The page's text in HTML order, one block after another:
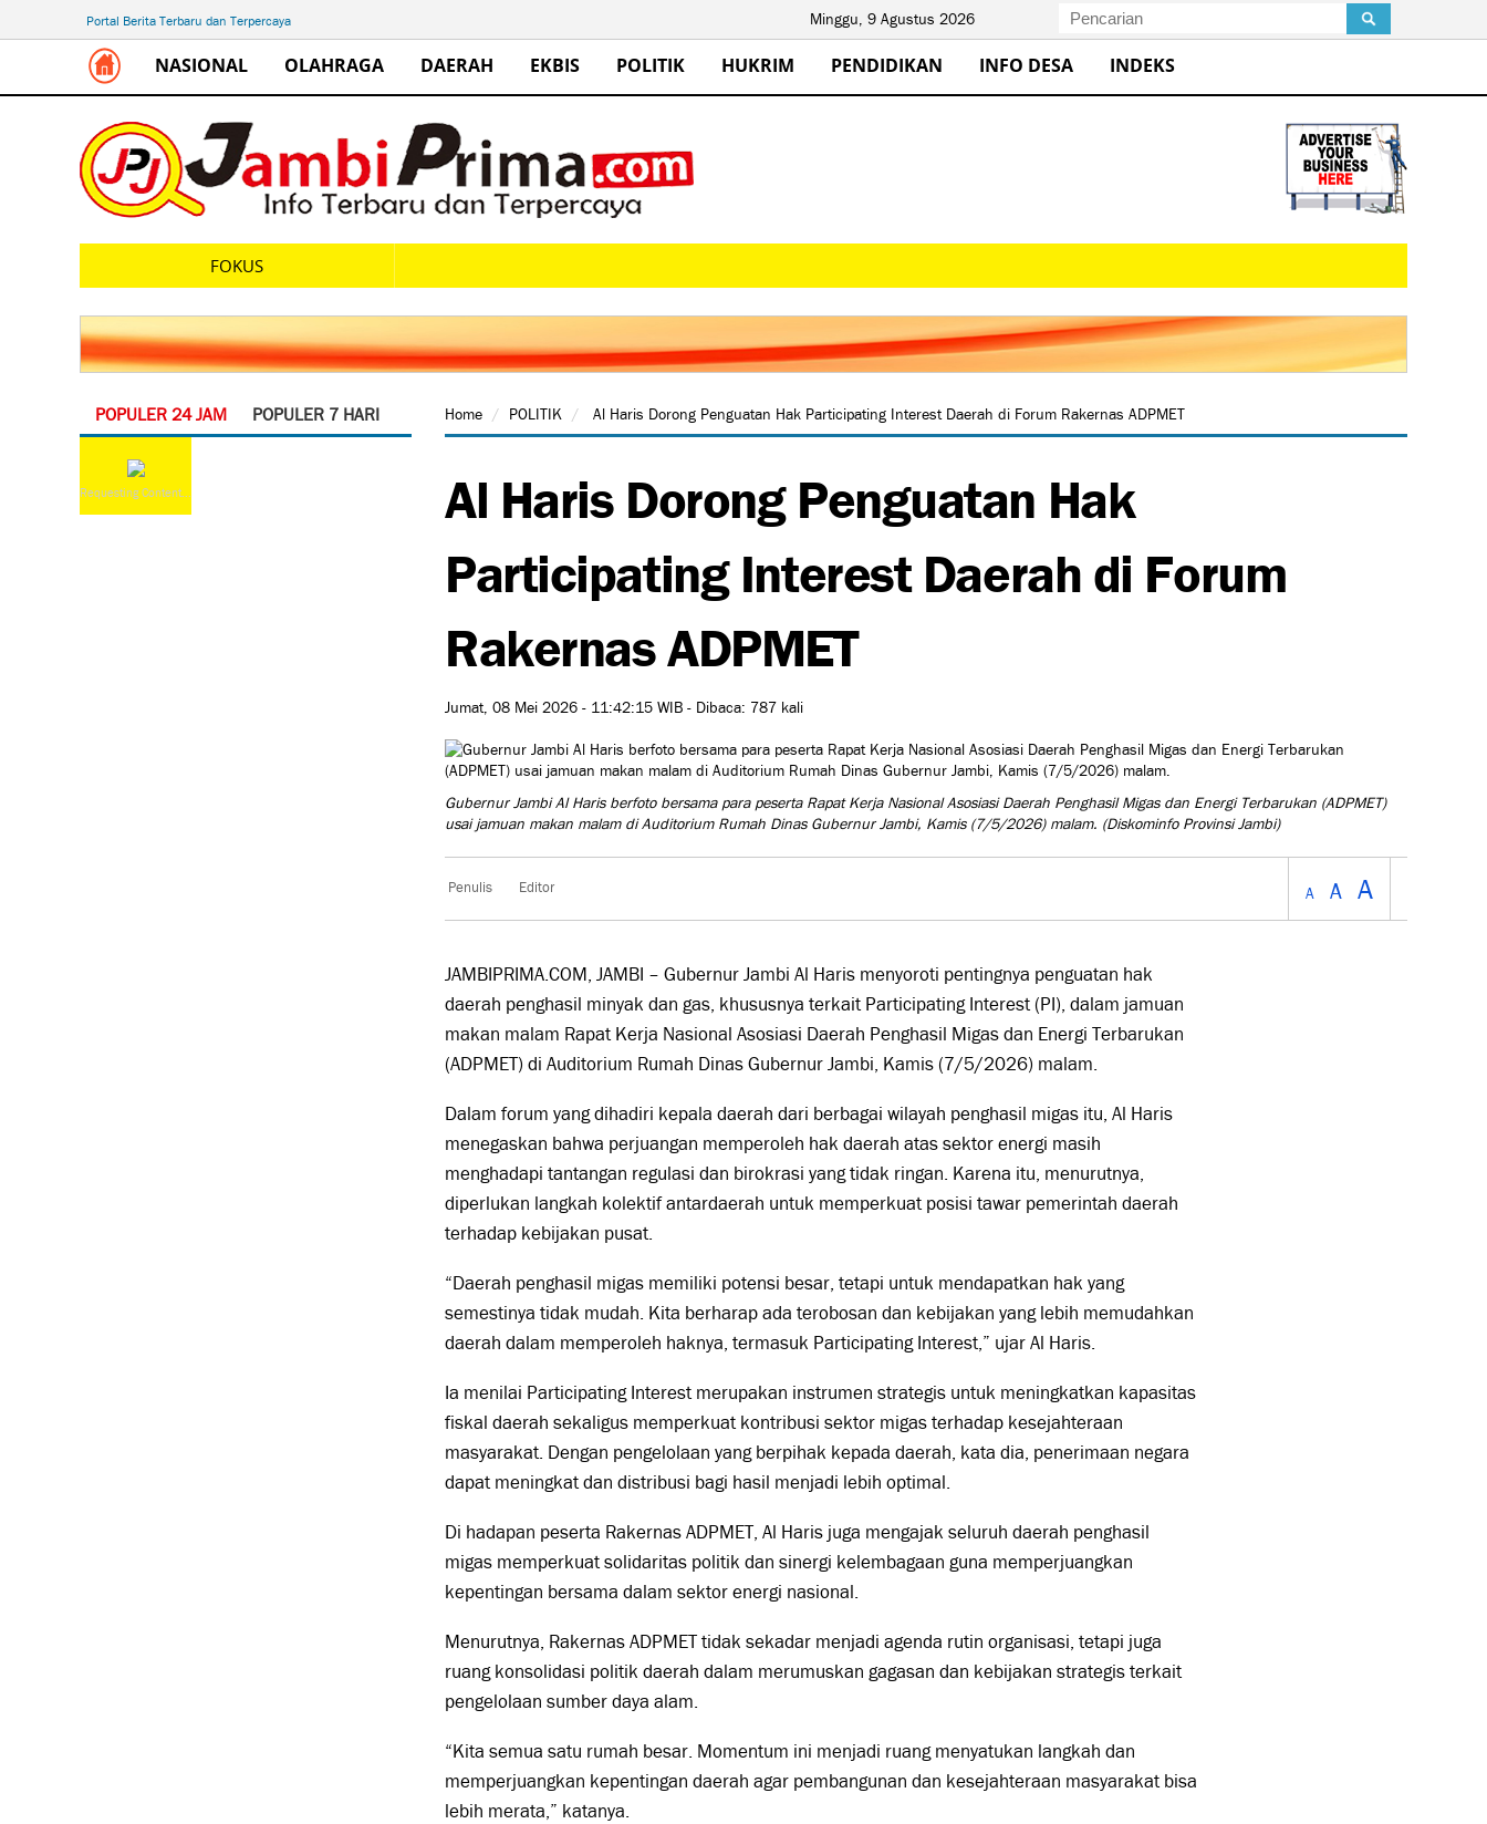
Portal Berita Terbaru dan Terpercaya Minggu, 9 Agustus 2026
NASIONAL OLAHRAGA DAERAH EKBIS POLITIK HUKRIM PENDIDIKAN INFO DESA INDEKS
FOKUS
POPULER 24 JAM POPULER 7 HARI
Requesting Content...
Home POLITIK Al Haris Dorong Penguatan Hak Participating Interest Daerah di Forum Rakernas ADPMET
Al Haris Dorong Penguatan Hak
Participating Interest Daerah di Forum
Rakernas ADPMET
Jumat, 08 Mei 2026 - 11:42:15 WIB - Dibaca: 787 kali
Gubernur Jambi Al Haris berfoto bersama para peserta Rapat Kerja Nasional Asosiasi Daerah Penghasil Migas dan Energi Terbarukan (ADPMET)
usai jamuan makan malam di Auditorium Rumah Dinas Gubernur Jambi, Kamis (7/5/2026) malam. (Diskominfo Provinsi Jambi)
Penulis Editor A A A
JAMBIPRIMA.COM, JAMBI – Gubernur Jambi Al Haris menyoroti pentingnya penguatan hak
daerah penghasil minyak dan gas, khususnya terkait Participating Interest (PI), dalam jamuan
makan malam Rapat Kerja Nasional Asosiasi Daerah Penghasil Migas dan Energi Terbarukan
(ADPMET) di Auditorium Rumah Dinas Gubernur Jambi, Kamis (7/5/2026) malam.
Dalam forum yang dihadiri kepala daerah dari berbagai wilayah penghasil migas itu, Al Haris
menegaskan bahwa perjuangan memperoleh hak daerah atas sektor energi masih
menghadapi tantangan regulasi dan birokrasi yang tidak ringan. Karena itu, menurutnya,
diperlukan langkah kolektif antardaerah untuk memperkuat posisi tawar pemerintah daerah
terhadap kebijakan pusat.
“Daerah penghasil migas memiliki potensi besar, tetapi untuk mendapatkan hak yang
semestinya tidak mudah. Kita berharap ada terobosan dan kebijakan yang lebih memudahkan
daerah dalam memperoleh haknya, termasuk Participating Interest,” ujar Al Haris.
Ia menilai Participating Interest merupakan instrumen strategis untuk meningkatkan kapasitas
fiskal daerah sekaligus memperkuat kontribusi sektor migas terhadap kesejahteraan
masyarakat. Dengan pengelolaan yang berpihak kepada daerah, kata dia, penerimaan negara
dapat meningkat dan distribusi bagi hasil menjadi lebih optimal.
Di hadapan peserta Rakernas ADPMET, Al Haris juga mengajak seluruh daerah penghasil
migas memperkuat solidaritas politik dan sinergi kelembagaan guna memperjuangkan
kepentingan bersama dalam sektor energi nasional.
Menurutnya, Rakernas ADPMET tidak sekadar menjadi agenda rutin organisasi, tetapi juga
ruang konsolidasi politik daerah dalam merumuskan gagasan dan kebijakan strategis terkait
pengelolaan sumber daya alam.
“Kita semua satu rumah besar. Momentum ini menjadi ruang menyatukan langkah dan
memperjuangkan kepentingan daerah agar pembangunan dan kesejahteraan masyarakat bisa
lebih merata,” katanya.